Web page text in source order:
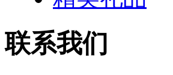
联系我们